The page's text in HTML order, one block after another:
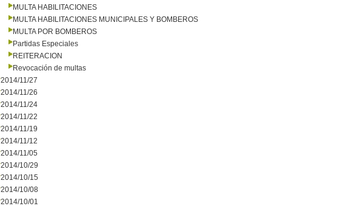
MULTA HABILITACIONES
MULTA HABILITACIONES MUNICIPALES Y BOMBEROS
MULTA POR BOMBEROS
Partidas Especiales
REITERACION
Revocación de multas
2014/11/27
2014/11/26
2014/11/24
2014/11/22
2014/11/19
2014/11/12
2014/11/05
2014/10/29
2014/10/15
2014/10/08
2014/10/01